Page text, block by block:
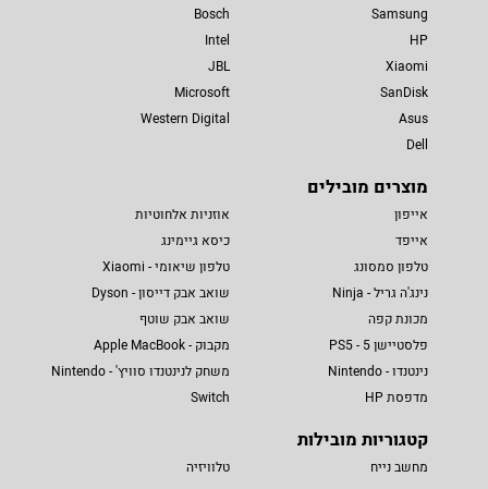
Samsung
HP
Xiaomi
SanDisk
Asus
Dell
Bosch
Intel
JBL
Microsoft
Western Digital
מוצרים מובילים
אייפון
אייפד
טלפון סמסונג
נינג'ה גריל - Ninja
מכונת קפה
פלסטיישן 5 - PS5
נינטנדו - Nintendo
מדפסת HP
אוזניות אלחוטיות
כיסא גיימינג
טלפון שיאומי - Xiaomi
שואב אבק דייסון - Dyson
שואב אבק שוטף
מקבוק - Apple MacBook
משחק לנינטנדו סוויץ' - Nintendo
Switch
קטגוריות מובילות
מחשב נייח
טלוויזיה